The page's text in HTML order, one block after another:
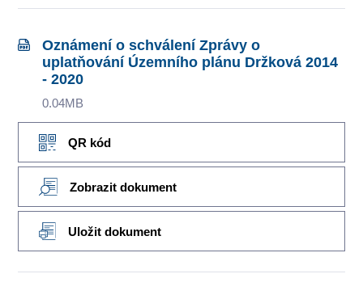
Oznámení o schválení Zprávy o
uplatňování Územního plánu Držková 2014
- 2020
0.04MB
QR kód
Zobrazit dokument
Uložit dokument